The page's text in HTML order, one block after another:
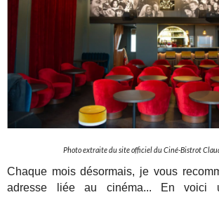
Photo extraite du site officiel du Ciné-Bistrot
Chaque mois désormais, je vous
adresse liée au cinéma... En voici